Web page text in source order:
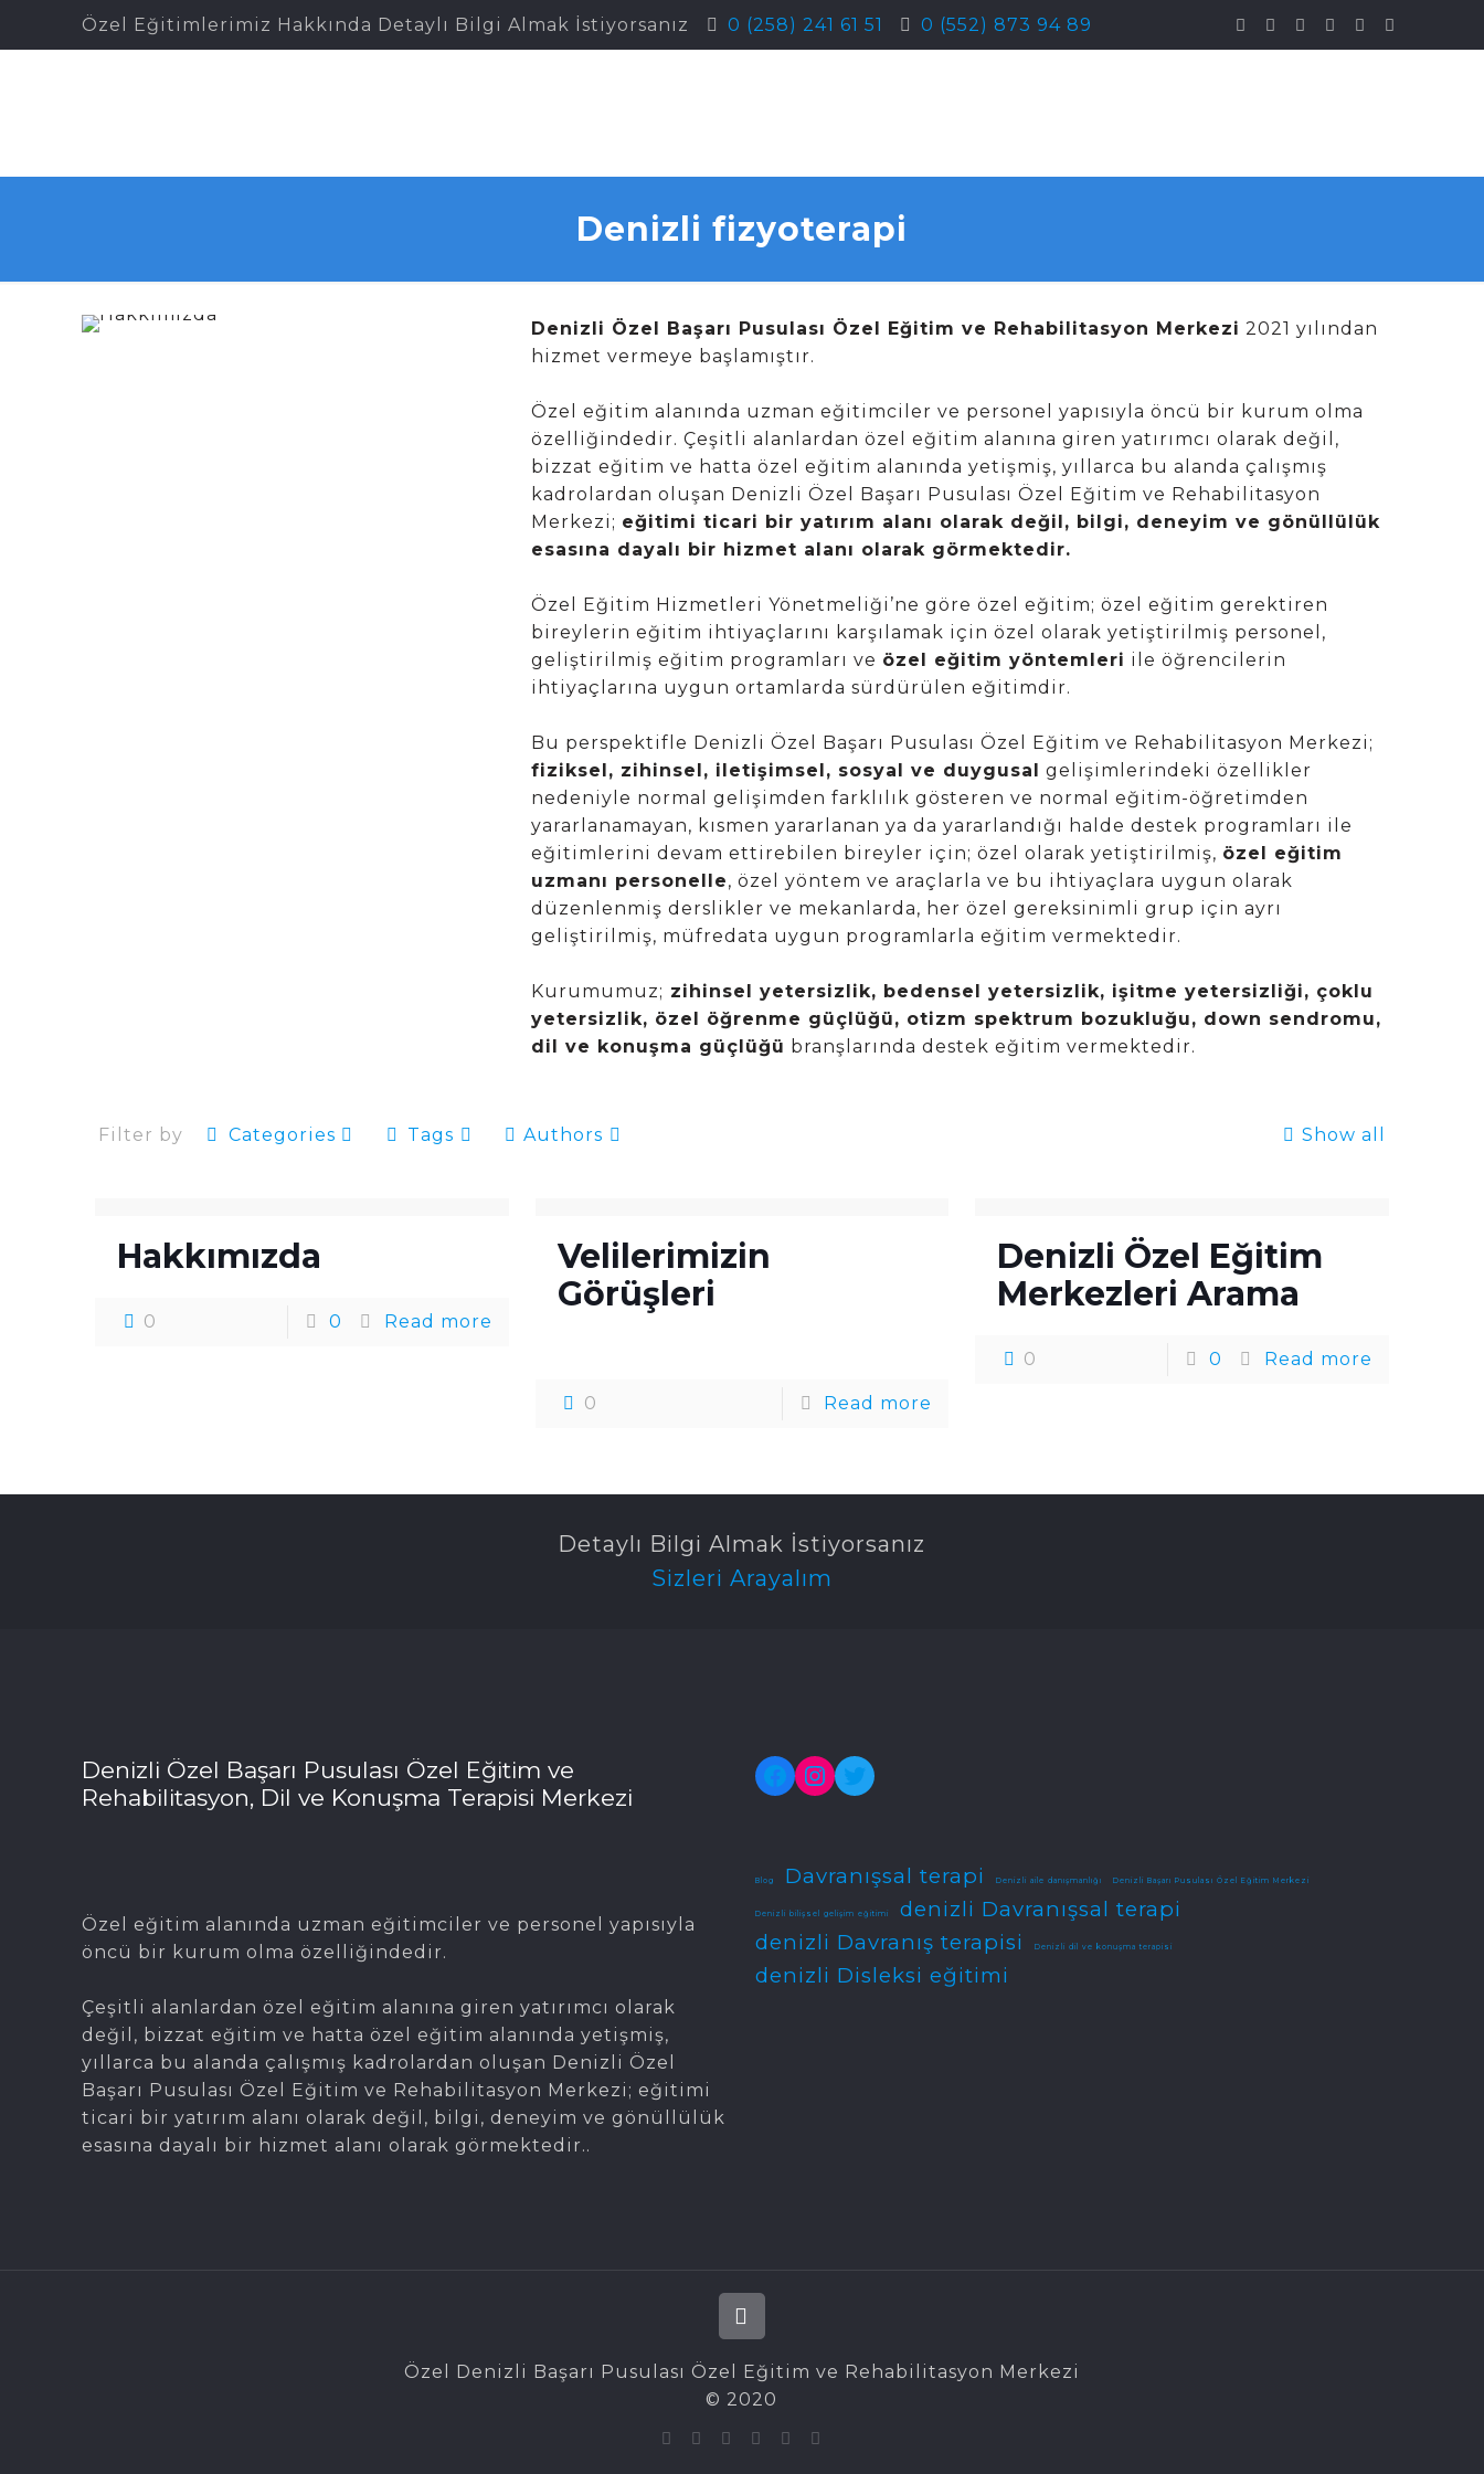
Özel Eğitimlerimiz Hakkında Detaylı Bilgi Almak İstiyorsanız 0 (258) 241 61 51 0 (552) 873 94 89
Denizli fizyoterapi
Denizli Özel Başarı Pusulası Özel Eğitim ve Rehabilitasyon Merkezi 2021 yılından
hizmet vermeye başlamıştır.
Özel eğitim alanında uzman eğitimciler ve personel yapısıyla öncü bir kurum olma
özelliğindedir. Çeşitli alanlardan özel eğitim alanına giren yatırımcı olarak değil,
bizzat eğitim ve hatta özel eğitim alanında yetişmiş, yıllarca bu alanda çalışmış
kadrolardan oluşan Denizli Özel Başarı Pusulası Özel Eğitim ve Rehabilitasyon
Merkezi; eğitimi ticari bir yatırım alanı olarak değil, bilgi, deneyim ve gönüllülük
esasına dayalı bir hizmet alanı olarak görmektedir.
Özel Eğitim Hizmetleri Yönetmeliği’ne göre özel eğitim; özel eğitim gerektiren
bireylerin eğitim ihtiyaçlarını karşılamak için özel olarak yetiştirilmiş personel,
geliştirilmiş eğitim programları ve özel eğitim yöntemleri ile öğrencilerin
ihtiyaçlarına uygun ortamlarda sürdürülen eğitimdir.
Bu perspektifle Denizli Özel Başarı Pusulası Özel Eğitim ve Rehabilitasyon Merkezi;
fiziksel, zihinsel, iletişimsel, sosyal ve duygusal gelişimlerindeki özellikler
nedeniyle normal gelişimden farklılık gösteren ve normal eğitim-öğretimden
yararlanamayan, kısmen yararlanan ya da yararlandığı halde destek programları ile
eğitimlerini devam ettirebilen bireyler için; özel olarak yetiştirilmiş, özel eğitim
uzmanı personelle, özel yöntem ve araçlarla ve bu ihtiyaçlara uygun olarak
düzenlenmiş derslikler ve mekanlarda, her özel gereksinimli grup için ayrı
geliştirilmiş, müfredata uygun programlarla eğitim vermektedir.
Kurumumuz; zihinsel yetersizlik, bedensel yetersizlik, işitme yetersizliği, çoklu
yetersizlik, özel öğrenme güçlüğü, otizm spektrum bozukluğu, down sendromu,
dil ve konuşma güçlüğü branşlarında destek eğitim vermektedir.
Filter by Categories Tags Authors Show all
Hakkımızda
0 0 Read more
Velilerimizin
Görüşleri
0 Read more
Denizli Özel Eğitim
Merkezleri Arama
0 0 Read more
Detaylı Bilgi Almak İstiyorsanız
Sizleri Arayalım
Denizli Özel Başarı Pusulası Özel Eğitim ve
Rehabilitasyon, Dil ve Konuşma Terapisi Merkezi
Özel eğitim alanında uzman eğitimciler ve personel yapısıyla
öncü bir kurum olma özelliğindedir.
Çeşitli alanlardan özel eğitim alanına giren yatırımcı olarak
değil, bizzat eğitim ve hatta özel eğitim alanında yetişmiş,
yıllarca bu alanda çalışmış kadrolardan oluşan Denizli Özel
Başarı Pusulası Özel Eğitim ve Rehabilitasyon Merkezi; eğitimi
ticari bir yatırım alanı olarak değil, bilgi, deneyim ve gönüllülük
esasına dayalı bir hizmet alanı olarak görmektedir..
Facebook
Instagram
Twitter
Blog Davranışsal terapi Denizli aile danışmanlığı Denizli Başarı Pusulası Özel Eğitim Merkezi
Denizli bilişsel gelişim eğitimi
denizli Davranışsal terapi
denizli Davranış terapisi
Denizli dil ve konuşma terapisi
denizli Disleksi eğitimi
Özel Denizli Başarı Pusulası Özel Eğitim ve Rehabilitasyon Merkezi
© 2020